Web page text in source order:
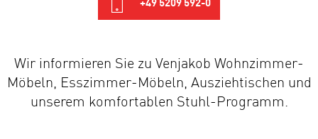
+49 5209 592-0
Wir informieren Sie zu Venjakob Wohnzimmer-
Möbeln, Esszimmer-Möbeln, Ausziehtischen und
unserem komfortablen Stuhl-Programm.